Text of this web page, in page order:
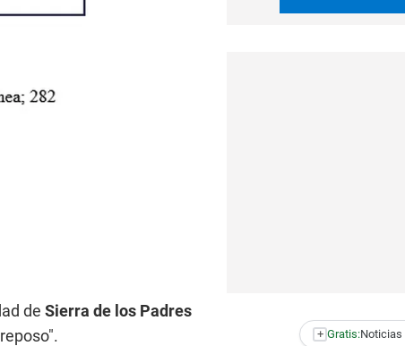
de Sierra de los Padres
+ Gratis:Noticias